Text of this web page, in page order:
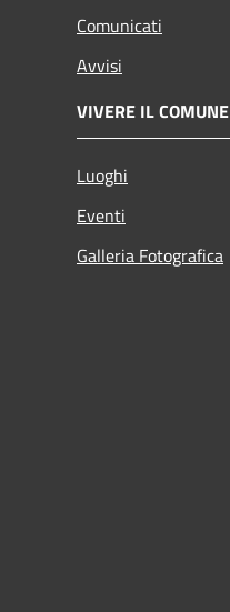
Comunicati
Avvisi
VIVERE IL COMUNE
Luoghi
Eventi
Galleria Fotografica